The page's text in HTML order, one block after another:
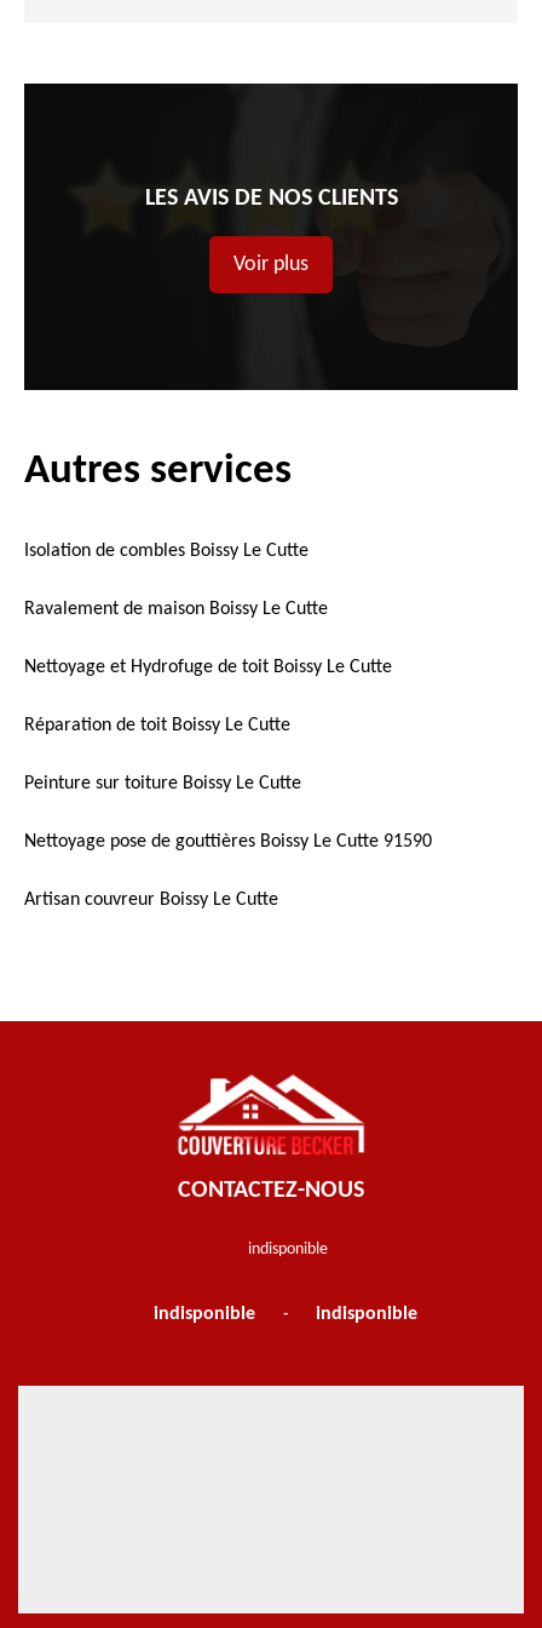
LES AVIS DE NOS CLIENTS
Voir plus
Autres services
Isolation de combles Boissy Le Cutte
Ravalement de maison Boissy Le Cutte
Nettoyage et Hydrofuge de toit Boissy Le Cutte
Réparation de toit Boissy Le Cutte
Peinture sur toiture Boissy Le Cutte
Nettoyage pose de gouttières Boissy Le Cutte 91590
Artisan couvreur Boissy Le Cutte
CONTACTEZ-NOUS
indisponible
indisponible - indisponible